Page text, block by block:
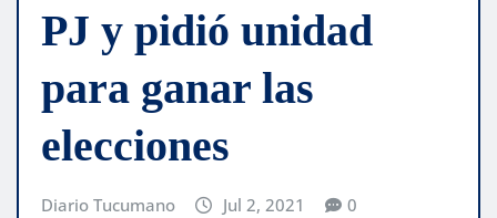
PJ y pidió unidad
para ganar las
elecciones
Diario Tucumano Jul 2, 2021 0